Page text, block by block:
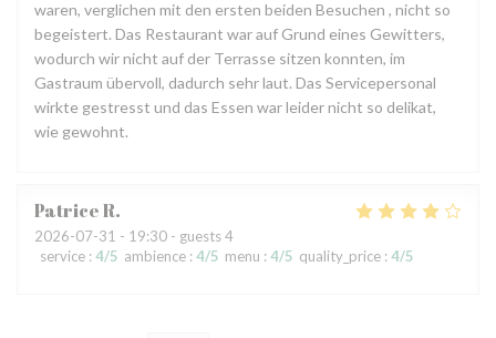
waren, verglichen mit den ersten beiden Besuchen , nicht so
begeistert. Das Restaurant war auf Grund eines Gewitters,
wodurch wir nicht auf der Terrasse sitzen konnten, im
Gastraum übervoll, dadurch sehr laut. Das Servicepersonal
wirkte gestresst und das Essen war leider nicht so delikat,
wie gewohnt.
PatriceR
2026-07-31 - 19:30 - guests 4
service : 4/5 ambience : 4/5 menu : 4/5 quality_price : 4/5